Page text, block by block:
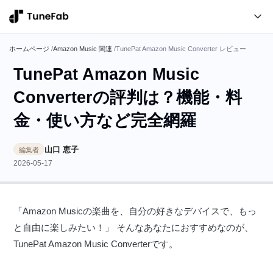
ホームページ /Amazon Music 関連 /TunePat Amazon Music Converter レビュー
TunePat Amazon Music
Converterの評判は？機能・料
金・使い方など完全網羅
編集者 山口 恵子
2026-05-17
「Amazon Musicの楽曲を、自分の好きなデバイスで、もっ
と自由に楽しみたい！」 そんなあなたにおすすめなのが、
TunePat Amazon Music Converterです。